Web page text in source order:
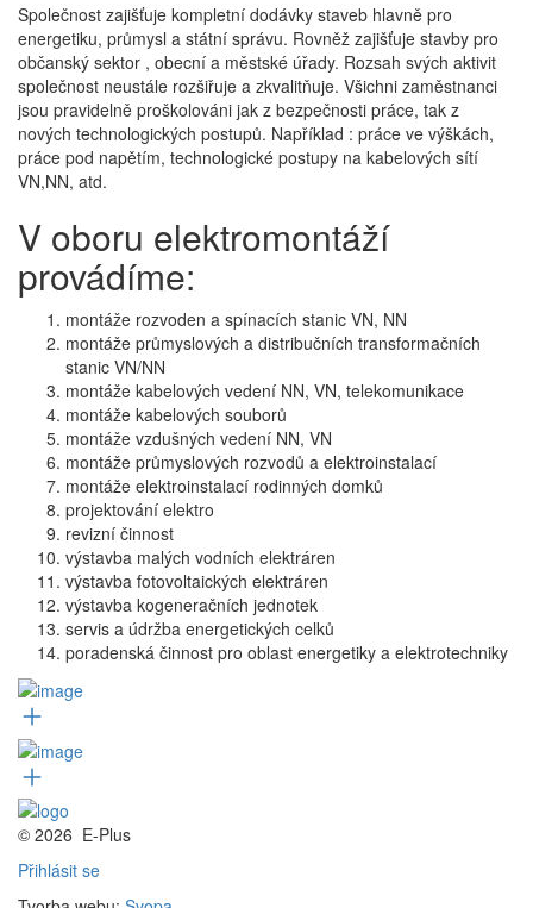
Společnost zajišťuje kompletní dodávky staveb hlavně pro
energetiku, průmysl a státní správu. Rovněž zajišťuje stavby pro
občanský sektor , obecní a městské úřady. Rozsah svých aktivit
společnost neustále rozšiřuje a zkvalitňuje. Všichni zaměstnanci
jsou pravidelně proškolováni jak z bezpečnosti práce, tak z
nových technologických postupů. Například : práce ve výškách,
práce pod napětím, technologické postupy na kabelových sítí
VN,NN, atd.
V oboru elektromontáží
provádíme:
montáže rozvoden a spínacích stanic VN, NN
montáže průmyslových a distribučních transformačních
stanic VN/NN
montáže kabelových vedení NN, VN, telekomunikace
montáže kabelových souborů
montáže vzdušných vedení NN, VN
montáže průmyslových rozvodů a elektroinstalací
montáže elektroinstalací rodinných domků
projektování elektro
revizní činnost
výstavba malých vodních elektráren
výstavba fotovoltaických elektráren
výstavba kogeneračních jednotek
servis a údržba energetických celků
poradenská činnost pro oblast energetiky a elektrotechniky
© 2026 E-Plus
Přihlásit se